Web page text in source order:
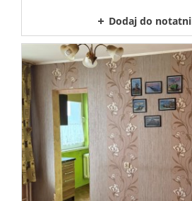
Dodaj do